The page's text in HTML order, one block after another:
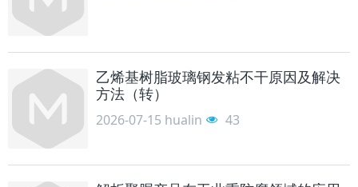
乙烯基树脂玻璃钢发粘不干原因及解决
方法（转）
2026-07-15 hualin 43